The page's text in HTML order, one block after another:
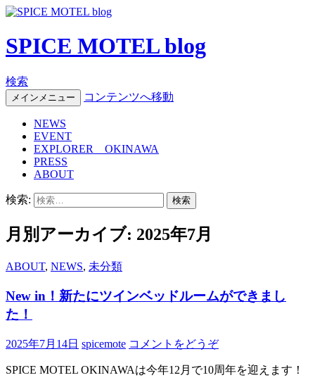
SPICE MOTEL blog
検索
メインメニュー コンテンツへ移動
NEWS
EVENT
EXPLORER OKINAWA
PRESS
ABOUT
検索:
月別アーカイブ: 2025年7月
ABOUT, NEWS, 未分類
New in！新たにツインベッドルームができまし
た！
2025年7月14日 spicemote コメントをどうぞ
SPICE MOTEL OKINAWAは今年12月で10周年を迎えます！